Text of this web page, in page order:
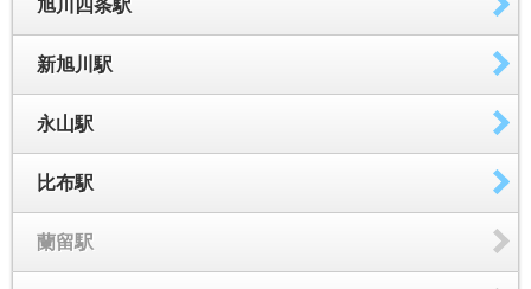
旭川四条駅
新旭川駅
永山駅
比布駅
蘭留駅